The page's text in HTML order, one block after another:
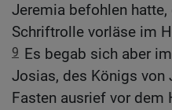
Jeremia befohlen
Schriftrolle vorläse im
9 Es begab sich aber
Josias, des Königs von
Fasten ausrief vor dem